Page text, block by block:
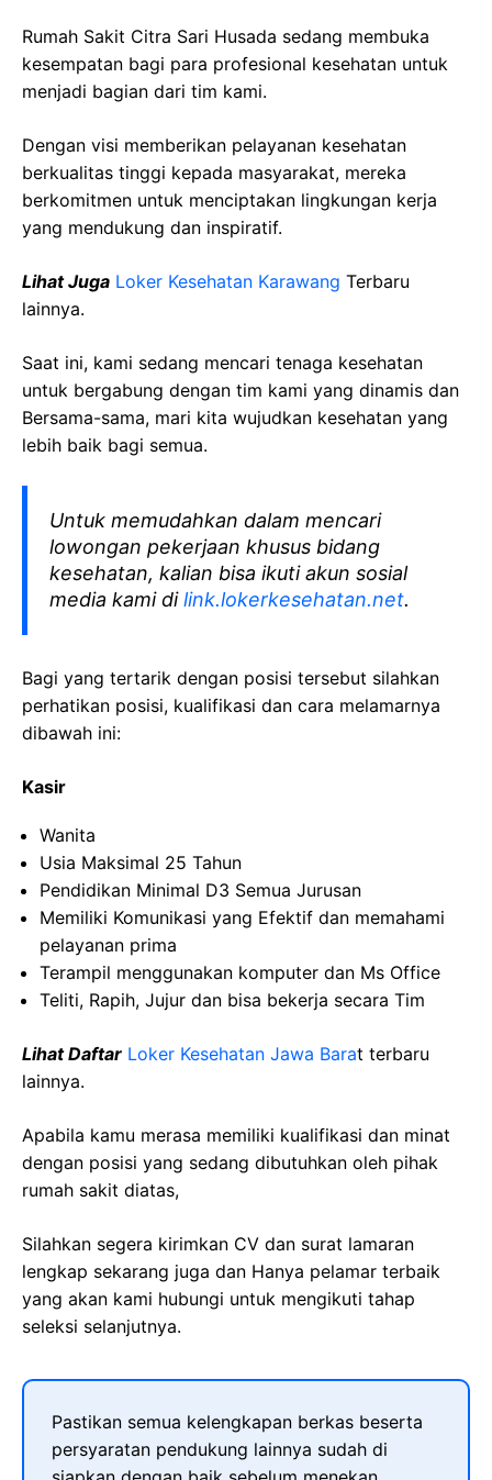
Rumah Sakit Citra Sari Husada sedang membuka
kesempatan bagi para profesional kesehatan untuk
menjadi bagian dari tim kami.
Dengan visi memberikan pelayanan kesehatan
berkualitas tinggi kepada masyarakat, mereka
berkomitmen untuk menciptakan lingkungan kerja
yang mendukung dan inspiratif.
Lihat Juga Loker Kesehatan Karawang Terbaru
lainnya.
Saat ini, kami sedang mencari tenaga kesehatan
untuk bergabung dengan tim kami yang dinamis dan
Bersama-sama, mari kita wujudkan kesehatan yang
lebih baik bagi semua.
Untuk memudahkan dalam mencari
lowongan pekerjaan khusus bidang
kesehatan, kalian bisa ikuti akun sosial
media kami dilink.lokerkesehatan.net.
Bagi yang tertarik dengan posisi tersebut silahkan
perhatikan posisi, kualifikasi dan cara melamarnya
dibawah ini:
Kasir
Wanita
Usia Maksimal 25 Tahun
Pendidikan Minimal D3 Semua Jurusan
Memiliki Komunikasi yang Efektif dan memahami
pelayanan prima
Terampil menggunakan komputer dan Ms Office
Teliti, Rapih, Jujur dan bisa bekerja secara Tim
Lihat Daftar Loker Kesehatan Jawa Barat terbaru
lainnya.
Apabila kamu merasa memiliki kualifikasi dan minat
dengan posisi yang sedang dibutuhkan oleh pihak
rumah sakit diatas,
Silahkan segera kirimkan CV dan surat lamaran
lengkap sekarang juga dan Hanya pelamar terbaik
yang akan kami hubungi untuk mengikuti tahap
seleksi selanjutnya.
Pastikan semua kelengkapan berkas beserta
persyaratan pendukung lainnya sudah di